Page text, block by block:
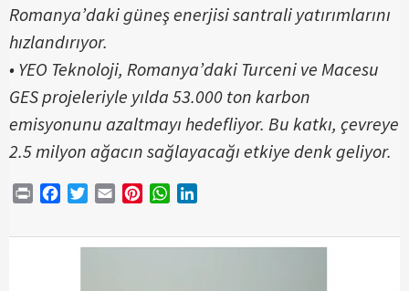
Romanya’daki güneş enerjisi santrali yatırımlarını
hızlandırıyor.
• YEO Teknoloji, Romanya’daki Turceni ve Macesu
GES projeleriyle yılda 53.000 ton karbon
emisyonunu azaltmayı hedefliyor. Bu katkı, çevreye
2.5 milyon ağacın sağlayacağı etkiye denk geliyor.
Print FacebookTwitterEmail PinterestWhatsApp